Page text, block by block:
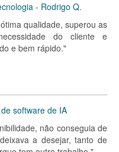
- Rodrigo Q.
qualidade, superou as
do cliente e
e bem rápido."
software de IA
não conseguia de
a desejar, tanto de